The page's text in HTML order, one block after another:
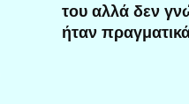
του αλλά δεν
ήταν